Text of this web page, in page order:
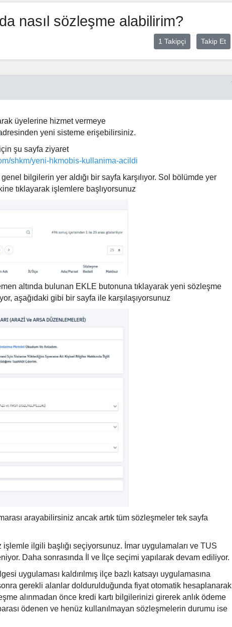
nasıl sözleşme alabilirim?
1 Takipçi Takip Et
üyelerine hizmet vermeye
yeni sisteme erişebilirsiniz.
şu sayfa ziyaret
shkm/yeni-hkmobis-kullanima-acildi
bilgilerin yer aldığı bir sayfa karşılıyor. Sol bölümde yer
tıklayarak işlemlere başlıyorsunuz
altında bulunan EKLE butonuna tıklayarak yeni sözleşme
aşağıdaki gibi bir sayfa ile karşılaşıyorsunuz
arayabilirsiniz ancak artık tüm sözleşmeler tek sayfa
işlemle ilgili başlığı seçiyorsunuz. İmar uygulamaları ve TUS
Daha sonrasında İl ve İlçe seçimi yapılarak devam ediliyor.
uygulaması kaldırılmış ilçe bazlı katsayı uygulamasına
gerekli alanlar doldurulduğunda fiyat otomatik hesaplanarak
alınmadan önce kredi kartı bilgilerinizi girerek anlık ödeme
ödenen ve henüz kullanılmayan sözleşmelerin durumu ise